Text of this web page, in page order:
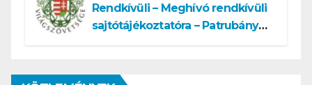
Rendkívüli – Meghívó rendkívüli
sajtótájékoztatóra – Patrubány
támadás